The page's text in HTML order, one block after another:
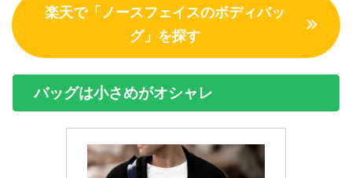
楽天で「ノースフェイスのボディバッ
グ」を探す
バッグは小さめがオシャレ